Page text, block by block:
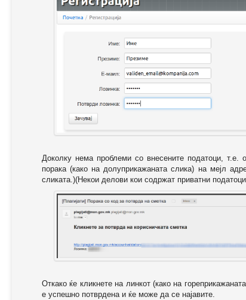
Доколку нема проблеми со внесените податоци, т.е.
порака (како на долуприкажаната слика) на мејл
сликата.)(Некои делови кои содржат приватни
Откако ќе кликнете на линкот (како на
е успешно потврдена и ќе може да се најавите.